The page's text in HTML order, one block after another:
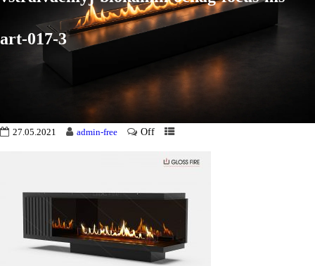
art-017-3
27.05.2021 admin-free Off